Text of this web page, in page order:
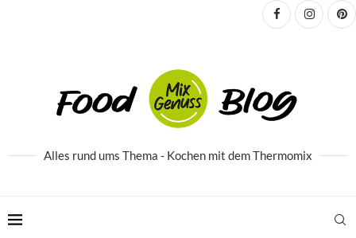
Alles rund ums Thema - Kochen mit dem Thermomix